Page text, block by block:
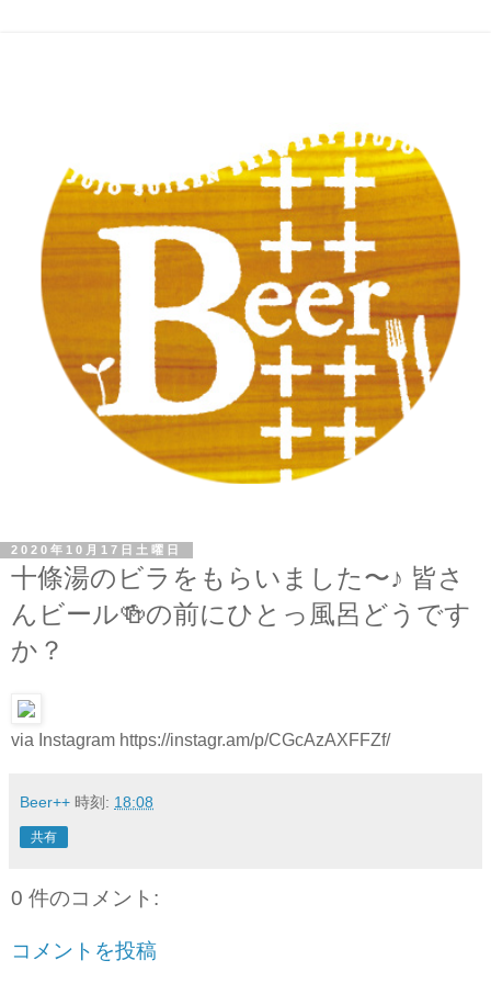
2020年10月17日土曜日
十條湯のビラをもらいました〜♪ 皆さ
んビール🍻の前にひとっ風呂どうです
か？
via Instagram https://instagr.am/p/CGcAzAXFFZf/
Beer++ 時刻: 18:08
共有
0 件のコメント:
コメントを投稿